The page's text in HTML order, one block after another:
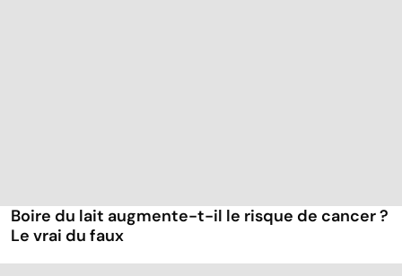
Boire du lait augmente-t-il le risque de cancer ?
Le vrai du faux